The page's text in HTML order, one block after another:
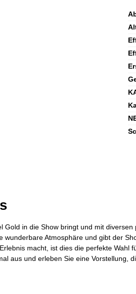
in die Show bringt und mit
Atmosphäre und gibt der
macht, ist dies die perfekte
aus und erleben Sie eine Vorstellung,